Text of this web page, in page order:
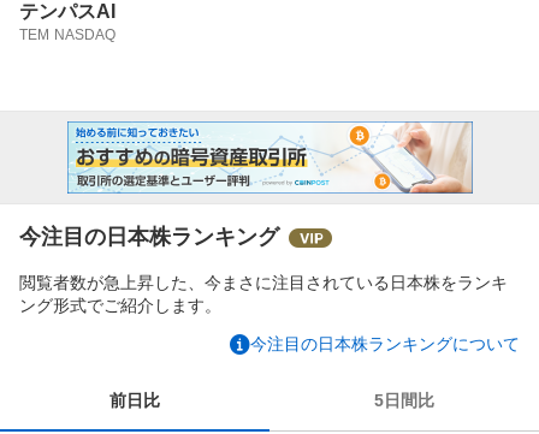
テンパスAI
TEM NASDAQ
今注目の日本株ランキング
閲覧者数が急上昇した、今まさに注目されている日本株をランキ
ング形式でご紹介します。
今注目の日本株ランキングについて
前日比 5日間比